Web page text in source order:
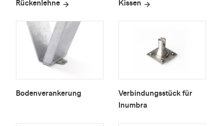
Rückenlehne Kissen
Bodenverankerung
Verbindungsstück für
Inumbra